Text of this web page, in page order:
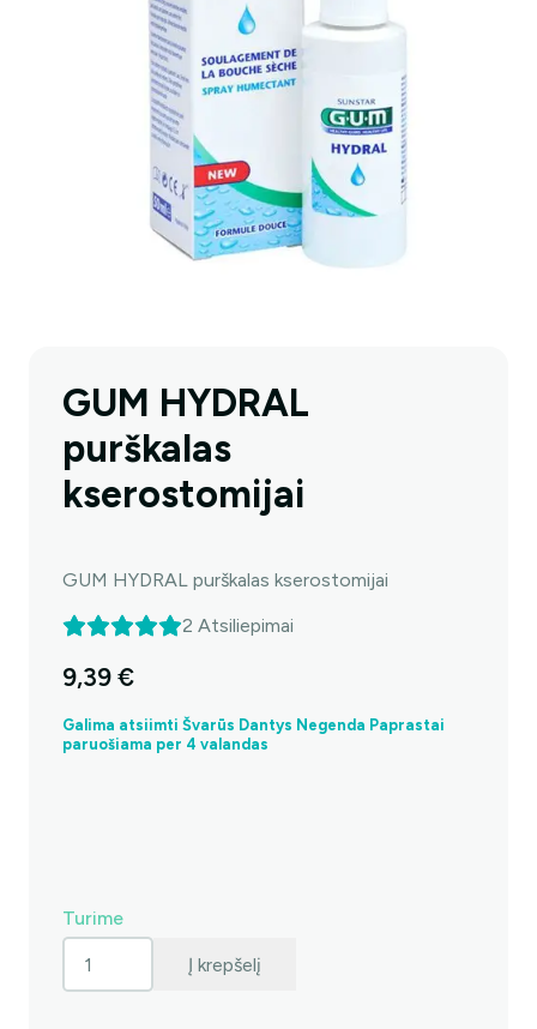
GUM HYDRAL
purškalas
kserostomijai
GUM HYDRAL purškalas kserostomijai
2 Atsiliepimai
9,39 €
Galima atsiimti Švarūs Dantys Negenda Paprastai
paruošiama per 4 valandas
Turime
Į krepšelį